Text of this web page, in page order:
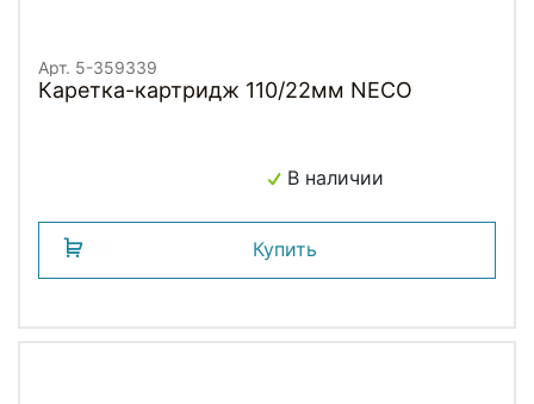
Арт. 5-359339
Каретка-картридж 110/22мм NECO
В наличии
Купить